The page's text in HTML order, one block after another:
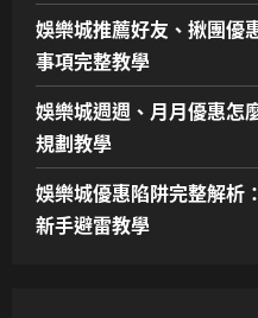
娛樂城推薦好友、揪團優
事項完整教學
娛樂城週週、月月優惠怎
規劃教學
娛樂城優惠陷阱完整解析
新手避雷教學